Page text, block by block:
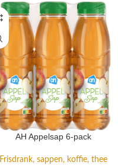
AH Appelsap 6-pack
Frisdrank, sappen, koffie, thee